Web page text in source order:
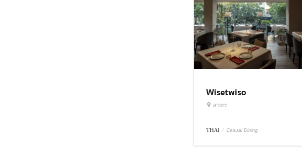
Wisetwiso
สาทร
THAI / Casual Dining